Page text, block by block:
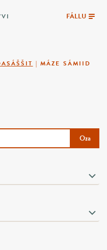
FÁLLU
|MÁZE SÁMIID
Oza